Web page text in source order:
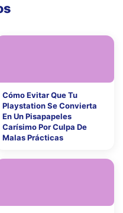
Cómo Evitar Que Tu
Playstation Se Convierta
En Un Pisapapeles
Carísimo Por Culpa De
Malas Prácticas